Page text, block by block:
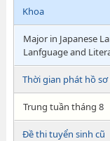
Khoa
Major in Japanese
Lanfguage and
Thời gian phát hồ
Trung tuần tháng 8
Đề thi tuyển sinh cũ